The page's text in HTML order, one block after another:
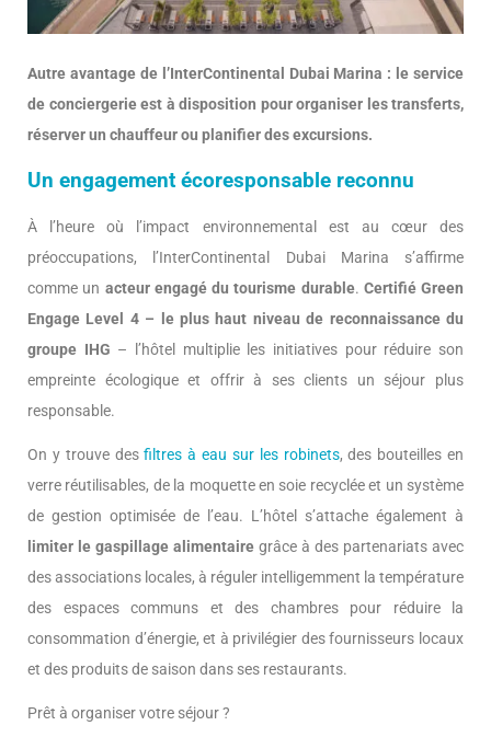
Autre avantage de l’InterContinental Dubai Marina : le service
de conciergerie est à disposition pour organiser les transferts,
réserver un chauffeur ou planifier des excursions.
Un engagement écoresponsable reconnu
À l’heure où l’impact environnemental est au cœur des
préoccupations, l’InterContinental Dubai Marina s’affirme
comme un acteur engagé du tourisme durable. Certifié Green
Engage Level 4 – le plus haut niveau de reconnaissance du
groupe IHG – l’hôtel multiplie les initiatives pour réduire son
empreinte écologique et offrir à ses clients un séjour plus
responsable.
On y trouve desfiltres à eau sur les robinets, des bouteilles en
verre réutilisables, de la moquette en soie recyclée et un système
de gestion optimisée de l’eau. L’hôtel s’attache également à
limiter le gaspillage alimentaire grâce à des partenariats avec
des associations locales, à réguler intelligemment la température
des espaces communs et des chambres pour réduire la
consommation d’énergie, et à privilégier des fournisseurs locaux
et des produits de saison dans ses restaurants.
Prêt à organiser votre séjour ?